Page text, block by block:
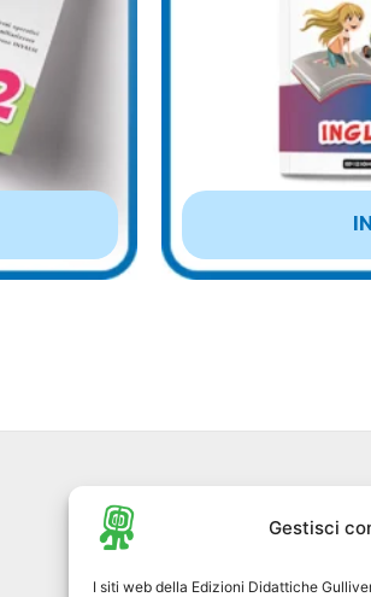
Gestisci
I siti web della Edizioni Didattiche